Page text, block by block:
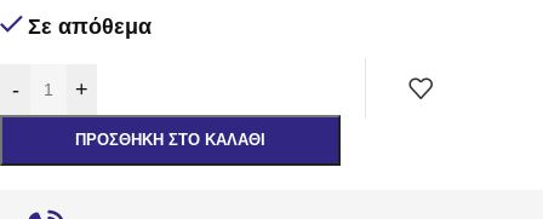
Σε απόθεμα
- +
ΠΡΟΣΘΉΚΗ ΣΤΟ ΚΑΛΆΘΙ